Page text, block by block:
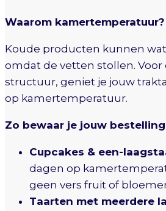
Waarom kamertemperatuur?
Koude producten kunnen
omdat de vetten stollen. Voor
structuur, geniet je jouw
op kamertemperatuur.
Zo bewaar je jouw
Cupcakes & een-
dagen op
geen vers fruit of
Taarten met meerdere